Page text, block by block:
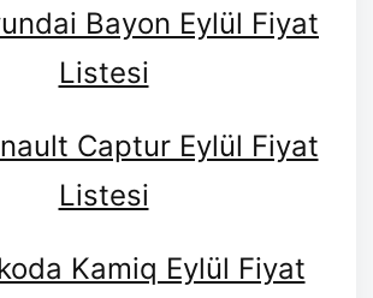
Bayon Eylül Fiyat
Listesi
Captur Eylül Fiyat
Listesi
Kamiq Eylül Fiyat